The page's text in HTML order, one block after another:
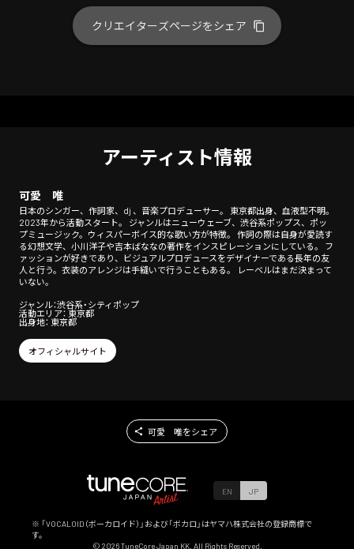
クリエイターズページをシェア
アーティスト情報
可愛 唯
日本のシンガー、作詞家、dj 、音楽プロデューサー。 東京都出身、血液型不明。
2023年から活動スタート。 ジャンルはニューウェーブ、渋谷系ポップス、ポッ
プミュージック。ウィスパーボイス的な歌い方が特徴。 作詞の際は自身が愛読す
る幻想文学、小川洋子や吉本ばななの著作をインスピレーションにしている。 フ
ァッションが好きであり、ビジュアルプロデュースをデザイナーである長年の友
人と行う。衣装のアレンジは手縫いで行うこともある。 レーベルはまだ決まって
いない。
ジャンル：渋谷系・シティポップ
活動エリア： 東京都
出身地： 東京都
オフィシャルサイト
可愛 唯をシェア
EN JP
※ 「VOCALOID（ボーカロイド）」および「ボカロ」はヤマハ株式会社の登録商標で
す。
© 2026TuneCore Japan KK. All Rights Reserved.